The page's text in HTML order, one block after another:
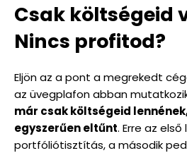
Csak költségeid
Nincs profitod?
Eljön az a pont a megrekedt
az üvegplafon abban
már csak költségeid
egyszerűen eltűnt. Erre az
portfóliótisztítás, a második